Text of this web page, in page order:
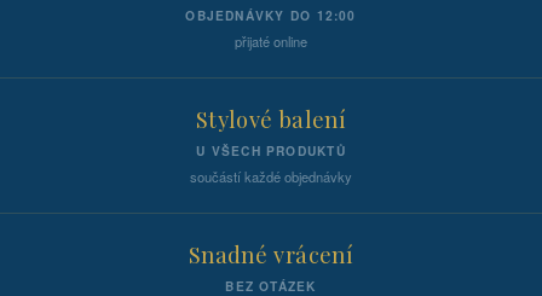
OBJEDNÁVKY DO 12:00
přijaté online
Stylové balení
U VŠECH PRODUKTŮ
součástí každé objednávky
Snadné vrácení
BEZ OTÁZEK